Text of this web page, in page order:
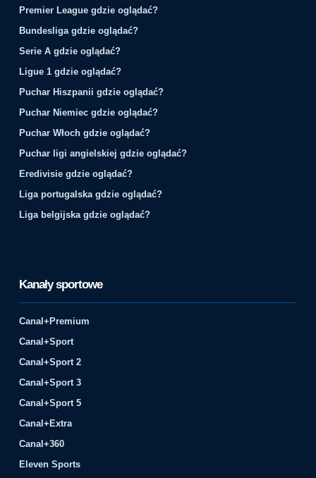
Premier League gdzie oglądać?
Bundesliga gdzie oglądać?
Serie A gdzie oglądać?
Ligue 1 gdzie oglądać?
Puchar Hiszpanii gdzie oglądać?
Puchar Niemiec gdzie oglądać?
Puchar Włoch gdzie oglądać?
Puchar ligi angielskiej gdzie oglądać?
Eredivisie gdzie oglądać?
Liga portugalska gdzie oglądać?
Liga belgijska gdzie oglądać?
Kanały sportowe
Canal+Premium
Canal+Sport
Canal+Sport 2
Canal+Sport 3
Canal+Sport 5
Canal+Extra
Canal+360
Eleven Sports